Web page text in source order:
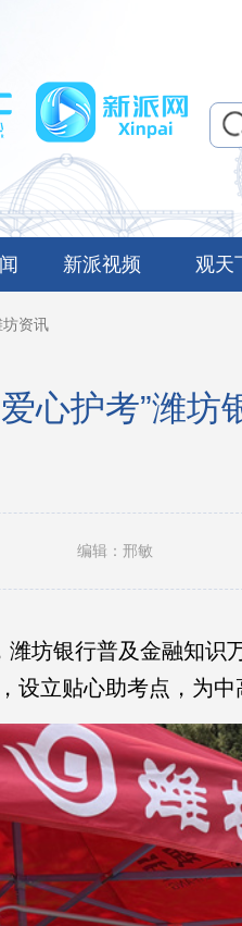
新派视频 观天
坊资讯
心护考”潍
编辑：邢敏
潍坊银行普及金融知识
设立贴心助考点，为